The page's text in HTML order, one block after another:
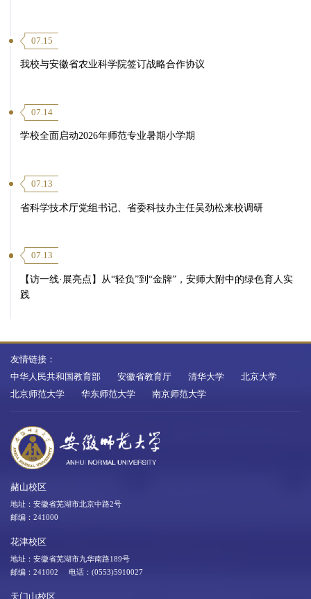
07.15
我校与安徽省农业科学院签订战略合作协议
07.14
学校全面启动2026年师范专业暑期小学期
07.13
省科学技术厅党组书记、省委科技办主任吴劲松来校调研
07.13
【访一线·展亮点】从“轻负”到“金牌”，安师大附中的绿色育人实
践
友情链接：
中华人民共和国教育部
安徽省教育厅 清华大学
北京大学
北京师范大学
华东师范大学 南京师范大学
赭山校区
地址：安徽省芜湖市北京中路2号
邮编：241000
花津校区
地址：安徽省芜湖市九华南路189号
邮编：241002 电话：(0553)5910027
天门山校区